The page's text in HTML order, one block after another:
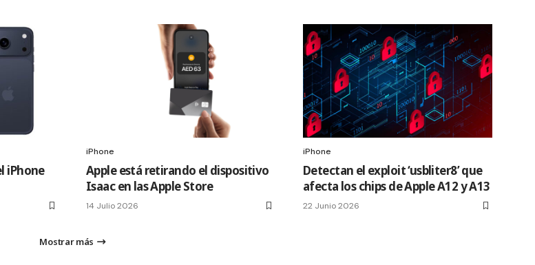
iPhone
iPhone
Apple está retirando el dispositivo
Isaac en las Apple Store
14 Julio 2026
iPhone
Detectan el exploit ‘usbliter8’ que
afecta los chips de Apple A12 y A13
22 Junio 2026
Mostrar más